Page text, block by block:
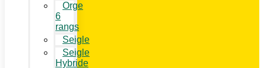
Orge
6
rangs
Seigle
Seigle
Hybride